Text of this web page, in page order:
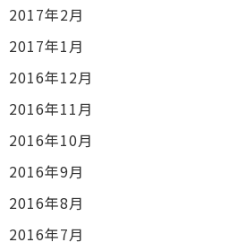
2017年2月
2017年1月
2016年12月
2016年11月
2016年10月
2016年9月
2016年8月
2016年7月